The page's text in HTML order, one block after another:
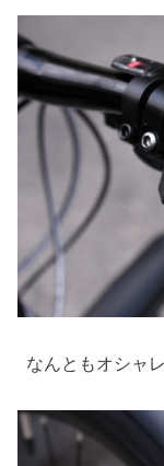
なんともオシャ